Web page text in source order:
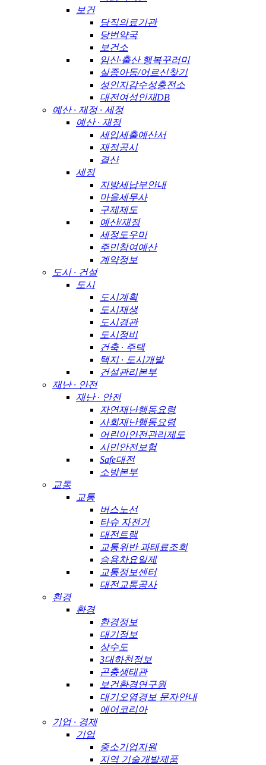
보건
당직의료기관
당번약국
보건소
임신·출산 행복꾸러미
실종아동/어르신찾기
성인지감수성충전소
대전여성인재DB
예산 · 재정 · 세정
예산 · 재정
세입세출예산서
재정공시
결산
세정
지방세납부안내
마을세무사
구제제도
예산/재정
세정도우미
주민참여예산
계약정보
도시 · 건설
도시
도시계획
도시재생
도시경관
도시정비
건축 · 주택
택지 · 도시개발
건설관리본부
재난 · 안전
재난 · 안전
자연재난행동요령
사회재난행동요령
어린이안전관리제도
시민안전보험
Safe대전
소방본부
교통
교통
버스노선
타슈 자전거
대전트램
교통위반 과태료조회
승용차요일제
교통정보센터
대전교통공사
환경
환경
환경정보
대기정보
상수도
3대하천정보
곤충생태관
보건환경연구원
대기오염경보 문자안내
에어코리아
기업 · 경제
기업
중소기업지원
지역 기술개발제품